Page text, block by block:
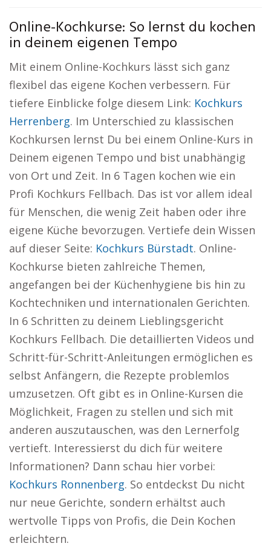
Online-Kochkurse: So lernst du kochen
in deinem eigenen Tempo
Mit einem Online-Kochkurs lässt sich ganz
flexibel das eigene Kochen verbessern. Für
tiefere Einblicke folge diesem Link: Kochkurs
Herrenberg. Im Unterschied zu klassischen
Kochkursen lernst Du bei einem Online-Kurs in
Deinem eigenen Tempo und bist unabhängig
von Ort und Zeit. In 6 Tagen kochen wie ein
Profi Kochkurs Fellbach. Das ist vor allem ideal
für Menschen, die wenig Zeit haben oder ihre
eigene Küche bevorzugen. Vertiefe dein Wissen
auf dieser Seite: Kochkurs Bürstadt. Online-
Kochkurse bieten zahlreiche Themen,
angefangen bei der Küchenhygiene bis hin zu
Kochtechniken und internationalen Gerichten.
In 6 Schritten zu deinem Lieblingsgericht
Kochkurs Fellbach. Die detaillierten Videos und
Schritt-für-Schritt-Anleitungen ermöglichen es
selbst Anfängern, die Rezepte problemlos
umzusetzen. Oft gibt es in Online-Kursen die
Möglichkeit, Fragen zu stellen und sich mit
anderen auszutauschen, was den Lernerfolg
vertieft. Interessierst du dich für weitere
Informationen? Dann schau hier vorbei:
Kochkurs Ronnenberg. So entdeckst Du nicht
nur neue Gerichte, sondern erhältst auch
wertvolle Tipps von Profis, die Dein Kochen
erleichtern.